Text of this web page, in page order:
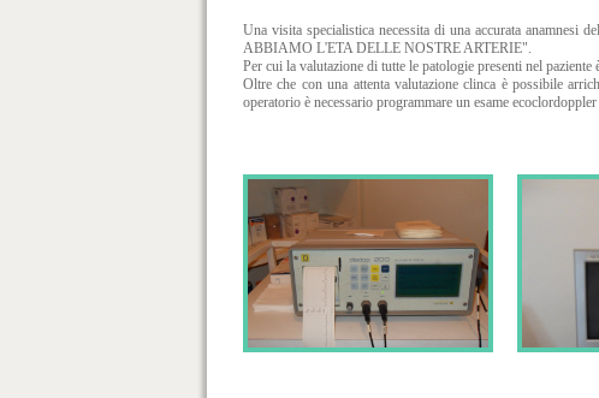
Una visita specialistica necessita di una accurata anamnesi
ABBIAMO L'ETA DELLE NOSTRE ARTERIE".
Per cui la valutazione di tutte le patologie presenti nel
Oltre che con una attenta valutazione clinca è possibile
operatorio è necessario programmare un esame